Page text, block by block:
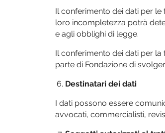
Il conferimento dei dati per le
loro incompletezza potrà
e agli obblighi di legge.
Il conferimento dei dati per
parte di Fondazione di
Destinatari dei dati
I dati possono essere
avvocati, commercialisti,